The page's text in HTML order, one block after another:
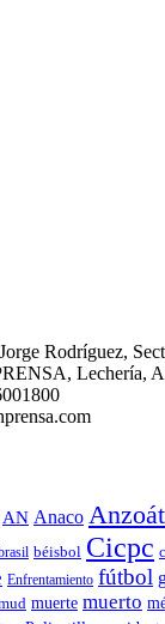
Rodríguez,
Lechería,
AN Anaco
béisbol Cicpc
Enfrentamiento fútbol
muerte muerto